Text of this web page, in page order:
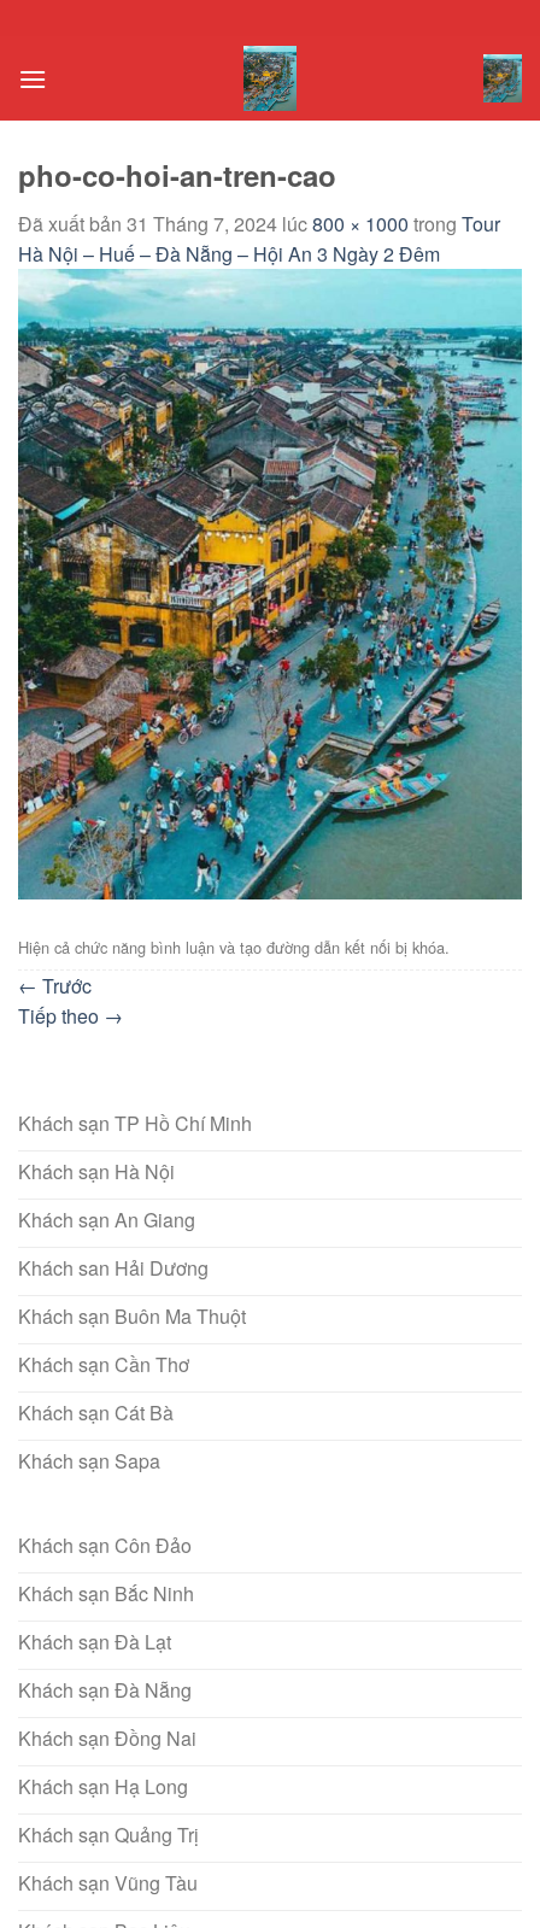
nội
pho-co-hoi-an-tren-cao
Đã xuất bản 31 Tháng 7, 2024 lúc800 × 1000 trong Tour
Hà Nội – Huế – Đà Nẵng – Hội An 3 Ngày 2 Đêm
Hiện cả chức năng bình luận và tạo đường dẫn kết nối bị khóa.
← Trước
Tiếp theo →
Khách sạn TP Hồ Chí Minh
Khách sạn Hà Nội
Khách sạn An Giang
Khách san Hải Dương
Khách sạn Buôn Ma Thuột
Khách sạn Cần Thơ
Khách sạn Cát Bà
Khách sạn Sapa
Khách sạn Côn Đảo
Khách sạn Bắc Ninh
Khách sạn Đà Lạt
Khách sạn Đà Nẵng
Khách sạn Đồng Nai
Khách sạn Hạ Long
Khách sạn Quảng Trị
Khách sạn Vũng Tàu